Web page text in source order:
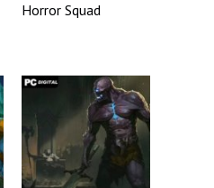
Horror Squad